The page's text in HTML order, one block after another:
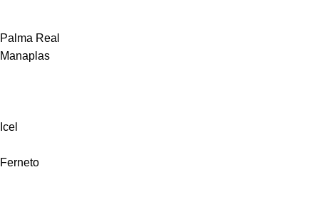
Palma Real
Manaplas
Icel
Ferneto